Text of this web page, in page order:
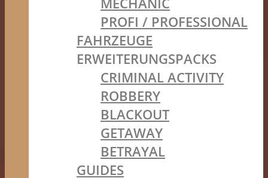
PROFI / PROFESSIONAL
FAHRZEUGE
ERWEITERUNGSPACKS
CRIMINAL ACTIVITY
ROBBERY
BLACKOUT
GETAWAY
BETRAYAL
GUIDES